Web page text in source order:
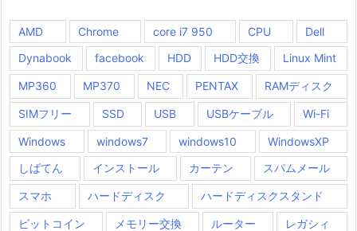
AMD Chrome core i7 950 CPU
Dell
Dynabook
facebook HDD HDD交換 Linux Mint
MP360 MP370 NEC PENTAX RAMディスク
SIMフリー SSD USB USBケーブル Wi-Fi
Windows windows7 windows10
WindowsXP
しばてん
インストール カーテン スパムメール
スマホ ハードディスク ハードディスクスタンド
ビットコイン メモリー交換 ルーター レガシィ